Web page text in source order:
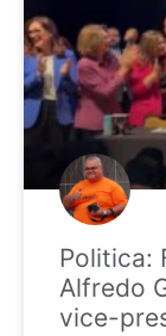
Politica:
Alfredo
vice-